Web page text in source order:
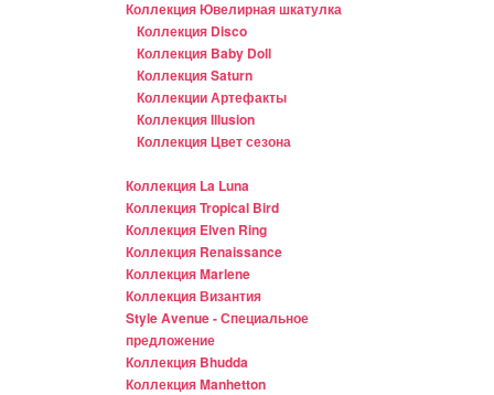
Коллекция Ювелирная шкатулка
Коллекция Disco
Коллекция Baby Doll
Коллекция Saturn
Коллекции Артефакты
Коллекция Illusion
Коллекция Цвет сезона
Коллекция La Luna
Коллекция Tropical Bird
Коллекция Elven Ring
Коллекция Renaissance
Коллекция Marlene
Коллекция Византия
Style Avenue - Специальное
предложение
Коллекция Bhudda
Коллекция Manhetton